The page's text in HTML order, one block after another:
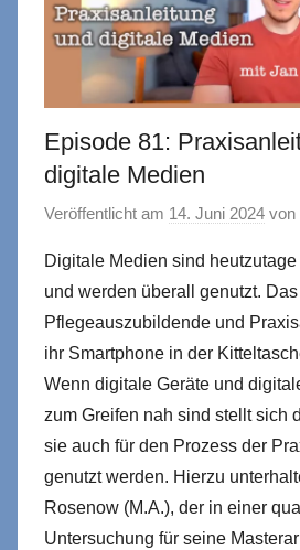
Episode 81:
digitale Medien
Veröffentlicht am 14. Juni 2024 von
Digitale Medien sind
und werden überall genutzt.
Pflegeauszubildende und
ihr Smartphone in der
Wenn digitale Geräte und
zum Greifen nah sind stellt sich
sie auch für den Prozess der
genutzt werden. Hierzu
Rosenow (M.A.), der in einer
Untersuchung für seine